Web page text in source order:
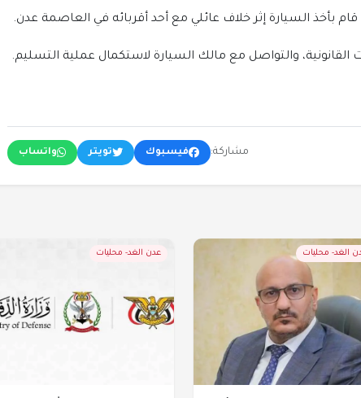
بأخذ السيارة إثر خلاف عائلي مع أحد أقربائه في العاصمة عدن.
القانونية، والتواصل مع مالك السيارة لاستكمال عملية التسليم.
مشاركة: فيسبوك تويتر واتساب
الغد- محليات عدن الغد- محليات